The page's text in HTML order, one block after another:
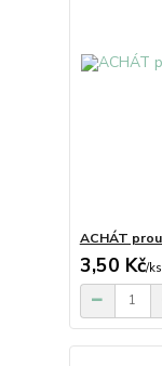
ACHÁT
3,50 Kč/ks